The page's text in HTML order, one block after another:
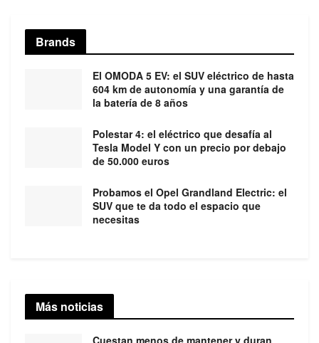
Brands
El OMODA 5 EV: el SUV eléctrico de hasta
604 km de autonomía y una garantía de
la batería de 8 años
Polestar 4: el eléctrico que desafía al
Tesla Model Y con un precio por debajo
de 50.000 euros
Probamos el Opel Grandland Electric: el
SUV que te da todo el espacio que
necesitas
Más noticias
Cuestan menos de mantener y duran